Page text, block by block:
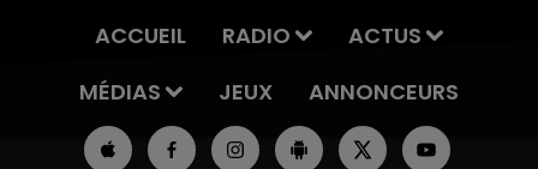
ACCUEIL RADIO
ACTUS
MÉDIAS
JEUX ANNONCEURS